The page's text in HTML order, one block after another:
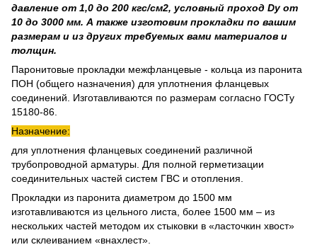
давление от 1,0 до 200 кгс/см2, условный проход Dу от
10 до 3000 мм. А также изготовим прокладки по вашим
размерам и из других требуемых вами материалов и
толщин.
Паронитовые прокладки межфланцевые - кольца из паронита
ПОН (общего назначения) для уплотнения фланцевых
соединений. Изготавливаются по размерам согласно ГОСТу
15180-86.
Назначение:
для уплотнения фланцевых соединений различной
трубопроводной арматуры. Для полной герметизации
соединительных частей систем ГВС и отопления.
Прокладки из паронита диаметром до 1500 мм
изготавливаются из цельного листа, более 1500 мм – из
нескольких частей методом их стыковки в «ласточкин хвост»
или склеиванием «внахлест».